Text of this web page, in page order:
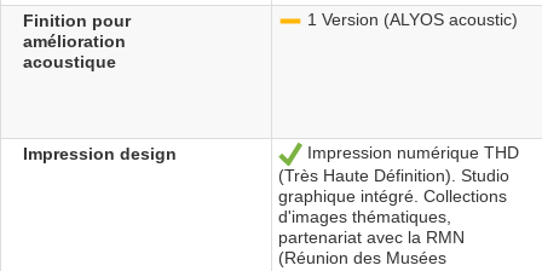
Finition pour
amélioration
acoustique
1 Version (ALYOS acoustic)
Impression design Ja
Impression numérique THD
(Très Haute Définition). Studio
graphique intégré. Collections
d'images thématiques,
partenariat avec la RMN
(Réunion des Musées